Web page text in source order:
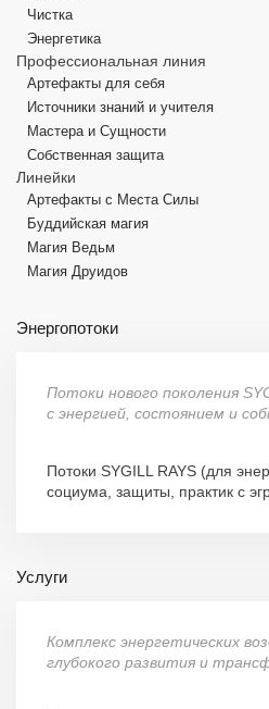
Чистка
Энергетика
Профессиональная линия
Артефакты для себя
Источники знаний и учителя
Мастера и Сущности
Собственная защита
Линейки
Артефакты с Места Силы
Буддийская магия
Магия Ведьм
Магия Друидов
Энергопотоки
Потоки нового поколения
с энергией, состоянием и
Потоки SYGILL RAYS (для
социума, защиты, практик с
Услуги
Комплекс энергетических
глубокого развития и